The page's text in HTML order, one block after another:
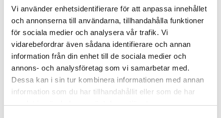
Vi använder enhetsidentifierare för att anpassa innehållet
och annonserna till användarna, tillhandahålla funktioner
för sociala medier och analysera vår trafik. Vi
vidarebefordrar även sådana identifierare och annan
information från din enhet till de sociala medier och
annons- och analysföretag som vi samarbetar med.
Dessa kan i sin tur kombinera informationen med annan
information som du har tillhandahållit eller som de har
samlat in när du har använt deras tjänster.
Bredd för dörrpassage:80 cm
Vikt: 16 kg
Antal barn: 1 eller 2
kombinerar funktion,